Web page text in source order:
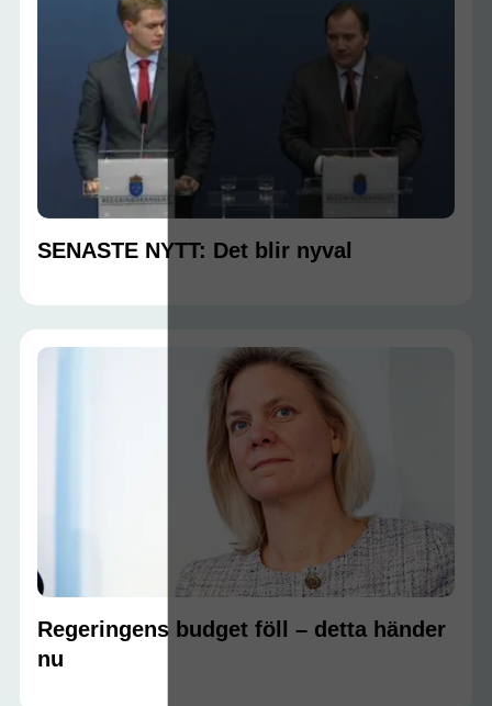
SENASTE NYTT: Det blir nyval
Regeringens budget föll – detta händer
nu